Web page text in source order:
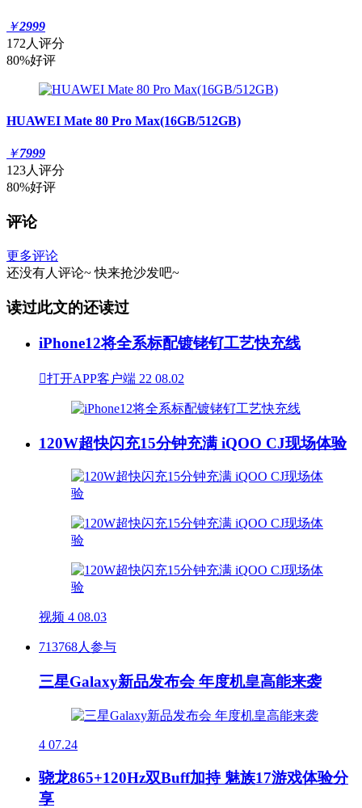
￥2999
172人评分
80%好评
HUAWEI Mate 80 Pro Max(16GB/512GB)
￥7999
123人评分
80%好评
评论
更多评论
还没有人评论~ 快来抢沙发吧~
读过此文的还读过
iPhone12将全系标配镀铑钌工艺快充线
打开APP客户端 22 08.02
120W超快闪充15分钟充满 iQOO CJ现场体验
视频 4 08.03
713768人参与
三星Galaxy新品发布会 年度机皇高能来袭
4 07.24
骁龙865+120Hz双Buff加持 魅族17游戏体验分
享